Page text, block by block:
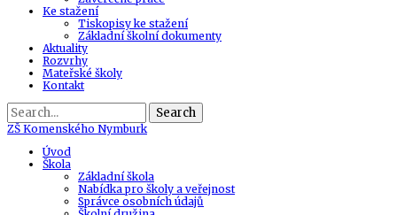
Ke stažení
Tiskopisy ke stažení
Základní školní dokumenty
Aktuality
Rozvrhy
Mateřské školy
Kontakt
Search
ZŠ Komenského Nymburk
Úvod
Škola
Základní škola
Nabídka pro školy a veřejnost
Správce osobních údajů